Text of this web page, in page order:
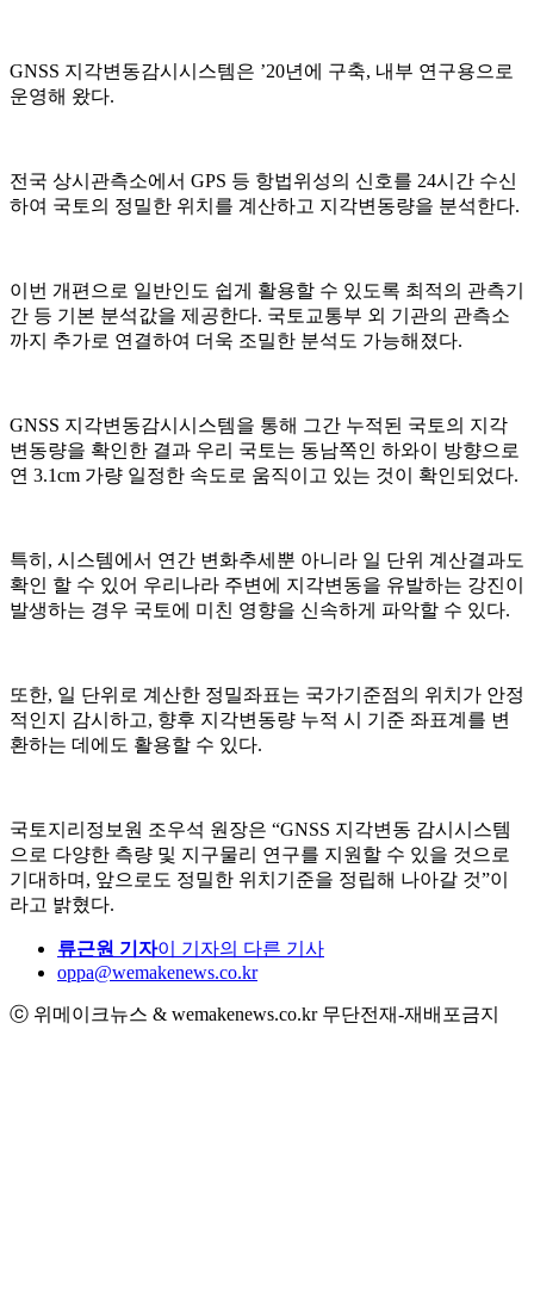
GNSS 지각변동감시시스템은 ’20년에 구축, 내부 연구용으로
운영해 왔다.
전국 상시관측소에서 GPS 등 항법위성의 신호를 24시간 수신
하여 국토의 정밀한 위치를 계산하고 지각변동량을 분석한다.
이번 개편으로 일반인도 쉽게 활용할 수 있도록 최적의 관측기
간 등 기본 분석값을 제공한다. 국토교통부 외 기관의 관측소
까지 추가로 연결하여 더욱 조밀한 분석도 가능해졌다.
GNSS 지각변동감시시스템을 통해 그간 누적된 국토의 지각
변동량을 확인한 결과 우리 국토는 동남쪽인 하와이 방향으로
연 3.1cm 가량 일정한 속도로 움직이고 있는 것이 확인되었다.
특히, 시스템에서 연간 변화추세뿐 아니라 일 단위 계산결과도
확인 할 수 있어 우리나라 주변에 지각변동을 유발하는 강진이
발생하는 경우 국토에 미친 영향을 신속하게 파악할 수 있다.
또한, 일 단위로 계산한 정밀좌표는 국가기준점의 위치가 안정
적인지 감시하고, 향후 지각변동량 누적 시 기준 좌표계를 변
환하는 데에도 활용할 수 있다.
국토지리정보원 조우석 원장은 “GNSS 지각변동 감시시스템
으로 다양한 측량 및 지구물리 연구를 지원할 수 있을 것으로
기대하며, 앞으로도 정밀한 위치기준을 정립해 나아갈 것”이
라고 밝혔다.
류근원 기자이 기자의 다른 기사
oppa@wemakenews.co.kr
ⓒ 위메이크뉴스 & wemakenews.co.kr 무단전재-재배포금지